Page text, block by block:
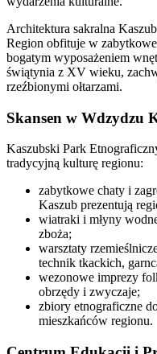
Architektura sakralna
Region obfituje w
bogatym wyposażeniem
świątynia z XV wieku,
rzeźbionymi ołtarzami.
Skansen w Wdzydzu
Kaszubski Park
tradycyjną kulturę regionu:
zabytkowe chaty i
Kaszub prezentują
wiatraki i młyny
zboża;
warsztaty
technik tkackich,
wezonowe imprezy
obrzędy i zwyczaje;
zbiory etnograficzne
mieszkańców regionu.